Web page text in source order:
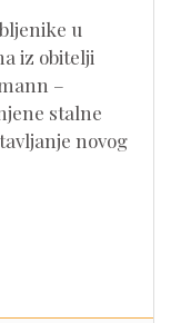
u
iz obitelji
–
stalne
novog